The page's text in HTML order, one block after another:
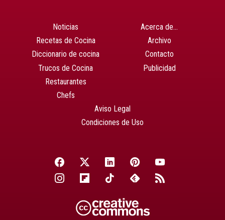
Noticias
Recetas de Cocina
Diccionario de cocina
Trucos de Cocina
Restaurantes
Chefs
Acerca de…
Archivo
Contacto
Publicidad
Aviso Legal
Condiciones de Uso